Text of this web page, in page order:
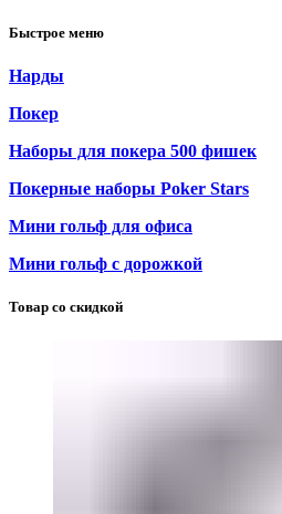
Быстрое меню
Нарды
Покер
Наборы для покера 500 фишек
Покерные наборы Poker Stars
Мини гольф для офиса
Мини гольф с дорожкой
Товар со скидкой